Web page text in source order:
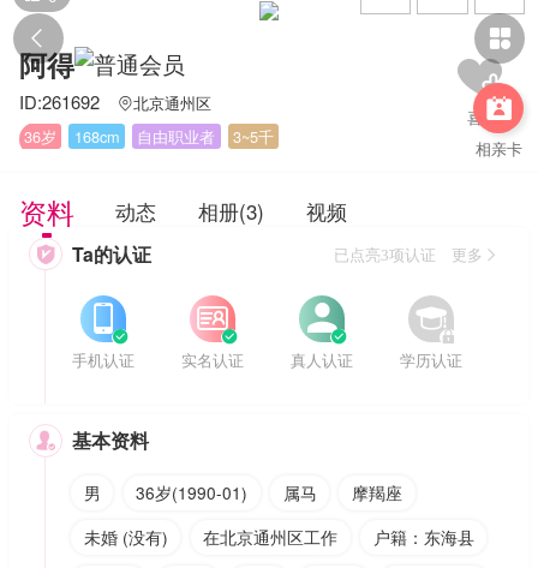
 

相亲卡
阿得
ID:261692 北京通州区
36岁
168cm 自由职业者 3~5千
资料 动态 相册(3) 视频
 Ta的认证 已点亮3项认证 更多


手机认证


实名认证


真人认证


学历认证
 基本资料
男 36岁(1990-01) 属马
摩羯座
未婚 (没有)
在北京通州区工作
户籍：东海县